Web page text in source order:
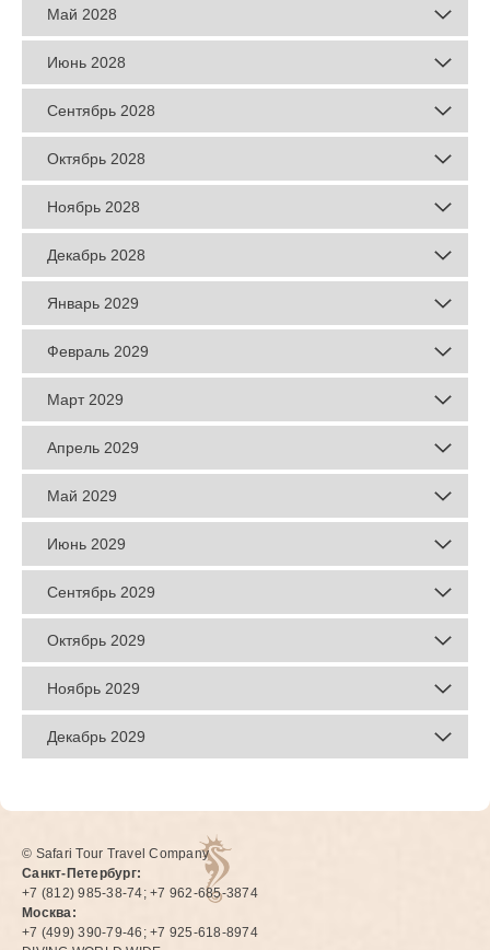
Май 2028
Июнь 2028
Сентябрь 2028
Октябрь 2028
Ноябрь 2028
Декабрь 2028
Январь 2029
Февраль 2029
Март 2029
Апрель 2029
Май 2029
Июнь 2029
Сентябрь 2029
Октябрь 2029
Ноябрь 2029
Декабрь 2029
© Safari Tour Travel Company
Санкт-Петербург:
+7 (812) 985-38-74; +7 962-685-3874
Москва:
+7 (499) 390-79-46; +7 925-618-8974